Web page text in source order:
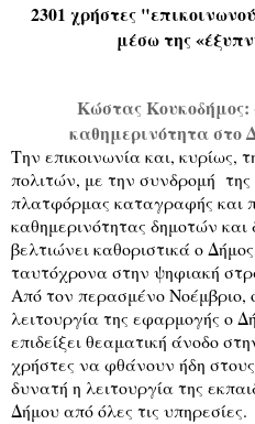
2301 χρήστες
μέσω της
Κώστας
καθημερινότητα στο
Την επικοινωνία και, κυρίως,
πολιτών, με την συνδρομή
πλατφόρμας καταγραφής και
καθημερινότητας δημοτών και
βελτιώνει καθοριστικά ο
ταυτόχρονα στην ψηφιακή
Από τον περασμένο Νοέμβριο,
λειτουργία της εφαρμογής ο
επιδείξει θεαματική άνοδο
χρήστες να φθάνουν ήδη
δυνατή η λειτουργία της
Δήμου από όλες τις υπηρεσίες.